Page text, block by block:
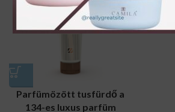
Parfümözött tusfürdő a
134-es luxus parfüm